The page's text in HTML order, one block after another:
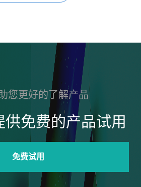
您更好的了解产品
供免费的产品试用
免费试用